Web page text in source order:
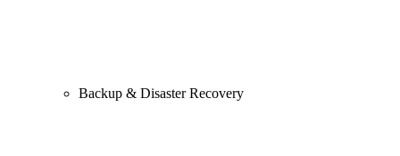
Backup & Disaster Recovery